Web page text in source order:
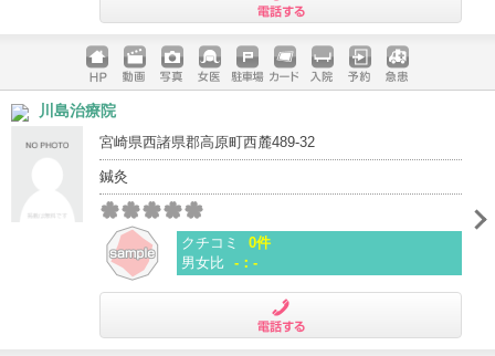
ホームペ
ージ
動画 写真 女医 駐車場
クレジッ
入院 予約 急患
川島治療院
宮崎県西諸県郡高原町西麓489-32
鍼灸
クチコミ
0件
男女比 -：-